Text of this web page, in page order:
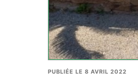
PUBLIÉE LE 8 AVRIL 2022